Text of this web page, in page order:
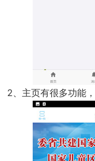
2、主页有很多功能